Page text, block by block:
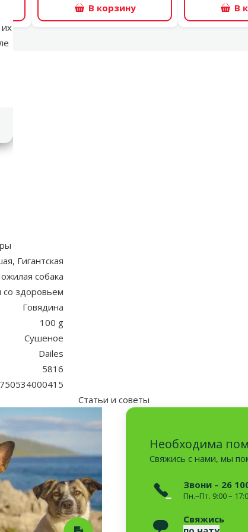
В корзину В
Гигантская
собака
со здоровьем
Говядина
100 g
Сушеное
Dailes
5816
Статьи и советы
Необходима
Свяжись с нами, мы
Звони – 26
Пн.–Пт. 9:00 –
Свяжись